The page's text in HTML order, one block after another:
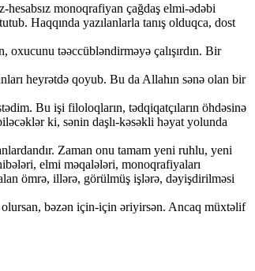
hesabsız monoqrafiyan çağdaş elmi-ədəbi
Haqqında yazılanlarla tanış olduqca, dost
oxucunu təəccübləndirməyə çalışırdın. Bir
heyrətdə qoyub. Bu da Allahın sənə olan bir
Bu işi filoloqların, tədqiqatçıların öhdəsinə
ki, sənin daşlı-kəsəkli həyat yolunda
Zaman onu tamam yeni ruhlu, yeni
elmi məqalələri, monoqrafiyaları
ömrə, illərə, görülmüş işlərə, dəyişdirilməsi
olursan, bəzən için-için əriyirsən. Ancaq müxtəlif